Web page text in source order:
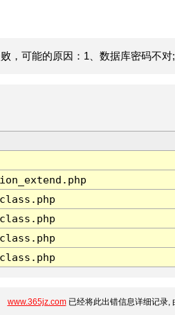
，可能的原因：1、数据库密码不对;
www.365jz.com已经将此出错信息详细记录,